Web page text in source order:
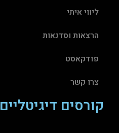
ליווי איתי
הרצאות וסדנאות
פודקאסט
צרו קשר
קורסים דיגיטליים